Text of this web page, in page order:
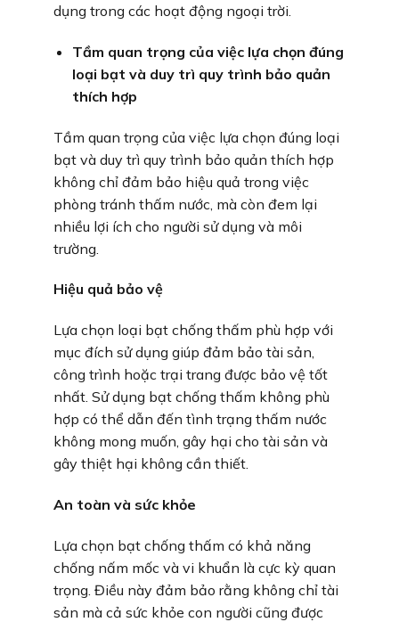
dụng trong các hoạt động ngoại trời.
Tầm quan trọng của việc lựa chọn đúng
loại bạt và duy trì quy trình bảo quản
thích hợp
Tầm quan trọng của việc lựa chọn đúng loại
bạt và duy trì quy trình bảo quản thích hợp
không chỉ đảm bảo hiệu quả trong việc
phòng tránh thấm nước, mà còn đem lại
nhiều lợi ích cho người sử dụng và môi
trường.
Hiệu quả bảo vệ
Lựa chọn loại bạt chống thấm phù hợp với
mục đích sử dụng giúp đảm bảo tài sản,
công trình hoặc trại trang được bảo vệ tốt
nhất. Sử dụng bạt chống thấm không phù
hợp có thể dẫn đến tình trạng thấm nước
không mong muốn, gây hại cho tài sản và
gây thiệt hại không cần thiết.
An toàn và sức khỏe
Lựa chọn bạt chống thấm có khả năng
chống nấm mốc và vi khuẩn là cực kỳ quan
trọng. Điều này đảm bảo rằng không chỉ tài
sản mà cả sức khỏe con người cũng được